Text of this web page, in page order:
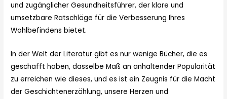
und zugänglicher Gesundheitsführer, der klare und
umsetzbare Ratschläge für die Verbesserung Ihres
Wohlbefindens bietet.
In der Welt der Literatur gibt es nur wenige Bücher, die es
geschafft haben, dasselbe Maß an anhaltender Popularität
zu erreichen wie dieses, und es ist ein Zeugnis für die Macht
der Geschichtenerzählung, unsere Herzen und